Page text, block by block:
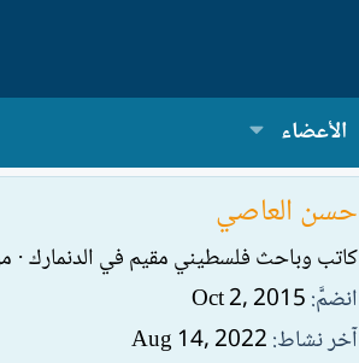
الأعضاء
حسن العاصي
كاتب وباحث فلسطيني مقيم في الدنمارك·
انضمَّ Oct 2, 2015
آخر نشاط Aug 14, 2022